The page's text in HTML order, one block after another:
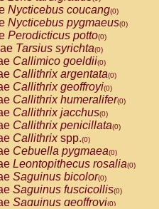
Nycticebus coucang(0)
Nycticebus pygmaeus(0)
Perodicticus potto(0)
Tarsius syrichta(0)
Callimico goeldii(0)
Callithrix argentata(0)
Callithrix geoffroyi(0)
Callithrix humeralifer(0)
Callithrix jacchus(0)
Callithrix penicillata(0)
Callithrixspp.(0)
Cebuella pygmaea(0)
Leontopithecus rosalia(0)
Saguinus bicolor(0)
Saguinus fuscicollis(0)
Saguinus geoffroyi(0)